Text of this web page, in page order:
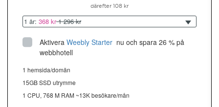
därefter 108 kr
1 år: 368 kr1 296 kr
Aktivera Weebly Starter nu och spara 26 % på
webbhotell
1 hemsida/domän
15GB SSD utrymme
1 CPU, 768 M RAM ~13K besökare/mån